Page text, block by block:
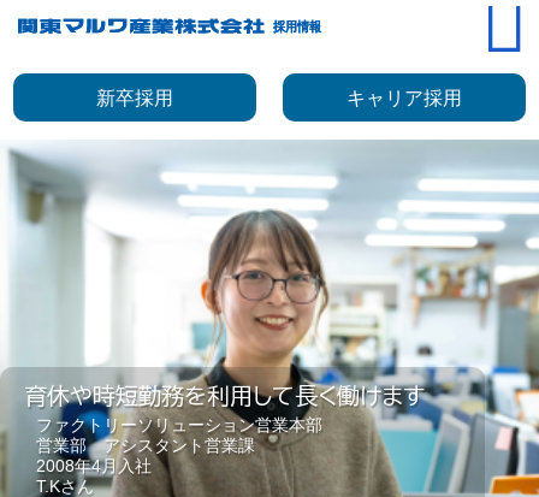
新卒採用 キャリア採用
育休や時短勤務を利用して長く働けます
ファクトリーソリューション営業本部
営業部 アシスタント営業課
2008年4月入社
T.Kさん